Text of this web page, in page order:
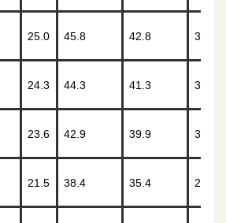
25.0 45.8 42.8 38.0
24.3 44.3 41.3 36.0
23.6 42.9 39.9 34.1
21.5 38.4 35.4 28.1